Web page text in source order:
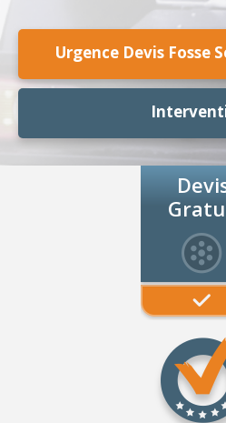
Urgence Devis Fosse